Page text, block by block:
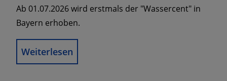
Ab 01.07.2026 wird erstmals der "Wassercent" in
Bayern erhoben.
Weiterlesen